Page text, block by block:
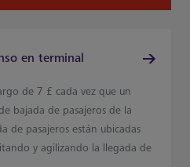
en terminal
de 7 £ cada vez que un
bajada de pasajeros de la
de pasajeros están ubicadas
y agilizando la llegada de